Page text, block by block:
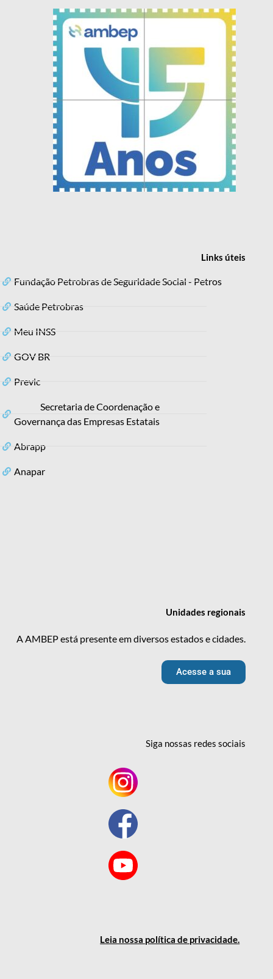
Linksúteis
Fundação Petrobras de Seguridade Social - Petros
Saúde Petrobras
Meu INSS
GOV BR
Previc
Secretaria de Coordenação e
Governança das Empresas Estatais
Abrapp
Anapar
Unidades regionais
A AMBEP está presente em diversos estados e cidades.
Acesse a sua
Siga nossas redessociais
Leia nossa política de privacidade